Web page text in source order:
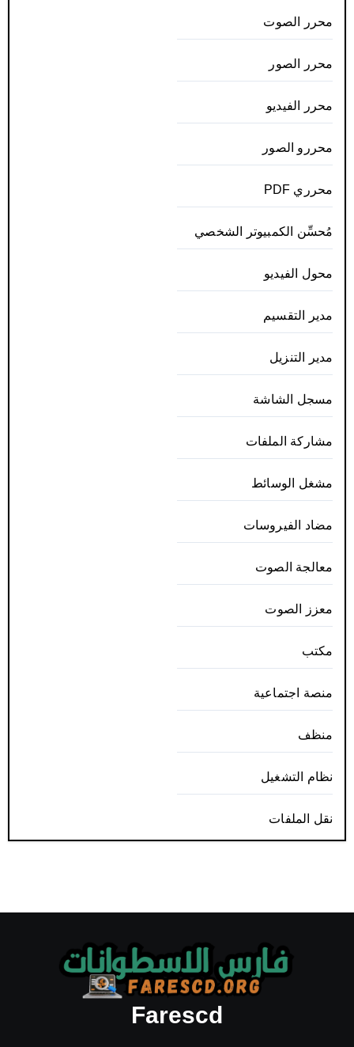
محرر الصوت
محرر الصور
محرر الفيديو
محررو الصور
محرري PDF
مُحسِّن الكمبيوتر الشخصي
محول الفيديو
مدير التقسيم
مدير التنزيل
مسجل الشاشة
مشاركة الملفات
مشغل الوسائط
مضاد الفيروسات
معالجة الصوت
معزز الصوت
مكتب
منصة اجتماعية
منظف
نظام التشغيل
نقل الملفات
Farescd